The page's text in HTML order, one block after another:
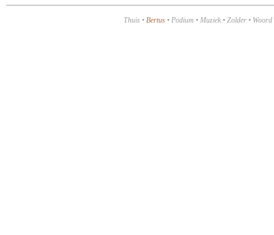
Thuis • Bertus • Podium • Muziek • Zolder • Woord